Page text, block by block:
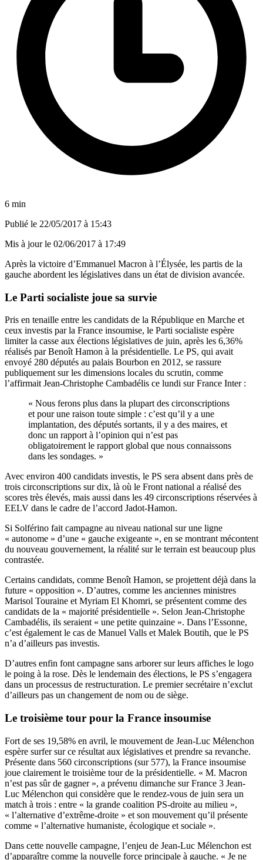
6 min
Publié le 22/05/2017 à 15:43
Mis à jour le 02/06/2017 à 17:49
Après la victoire d’Emmanuel Macron à l’Élysée, les partis de la
gauche abordent les législatives dans un état de division avancée.
Le Parti socialiste joue sa survie
Pris en tenaille entre les candidats de la République en Marche et
ceux investis par la France insoumise, le Parti socialiste espère
limiter la casse aux élections législatives de juin, après les 6,36%
réalisés par Benoît Hamon à la présidentielle. Le PS, qui avait
envoyé 280 députés au palais Bourbon en 2012, se rassure
publiquement sur les dimensions locales du scrutin, comme
l’affirmait Jean-Christophe Cambadélis ce lundi sur France Inter :
« Nous ferons plus dans la plupart des circonscriptions
et pour une raison toute simple : c’est qu’il y a une
implantation, des députés sortants, il y a des maires, et
donc un rapport à l’opinion qui n’est pas
obligatoirement le rapport global que nous connaissons
dans les sondages. »
Avec environ 400 candidats investis, le PS sera absent dans près de
trois circonscriptions sur dix, là où le Front national a réalisé des
scores très élevés, mais aussi dans les 49 circonscriptions réservées à
EELV dans le cadre de l’accord Jadot-Hamon.
Si Solférino fait campagne au niveau national surune ligne
« autonome » d’une « gauche exigeante », en se montrant mécontent
du nouveau gouvernement, la réalité sur le terrain est beaucoup plus
contrastée.
Certains candidats, comme Benoît Hamon, se projettent déjà dans la
future « opposition ». D’autres, comme les anciennes ministres
Marisol Touraine et Myriam El Khomri, se présentent comme des
candidats de la « majorité présidentielle ». Selon Jean-Christophe
Cambadélis, ils seraient « une petite quinzaine ». Dans l’Essonne,
c’est également le cas de Manuel Valls et Malek Boutih, que le PS
n’a d’ailleurs pas investis.
D’autres enfin font campagne sans arborer sur leurs affiches le logo
le poing à la rose. Dès le lendemain des élections, le PS s’engagera
dans un processus de restructuration. Le premier secrétaire n’exclut
d’ailleurs pas un changement de nom ou de siège.
Le troisième tour pour la France insoumise
Fort de ses 19,58% en avril, le mouvement de Jean-Luc Mélenchon
espère surfer sur ce résultat aux législatives et prendre sa revanche.
Présente dans 560 circonscriptions (sur 577), la France insoumise
joue clairement le troisième tour de la présidentielle. « M. Macron
n’est pas sûr de gagner », a prévenu dimanche sur France 3 Jean-
Luc Mélenchon qui considère que le rendez-vous de juin sera un
match à trois : entre « la grande coalition PS-droite au milieu »,
« l’alternative d’extrême-droite » et son mouvement qu’il présente
comme « l’alternative humaniste, écologique et sociale ».
Dans cette nouvelle campagne, l’enjeu de Jean-Luc Mélenchon est
d’apparaître comme la nouvelle force principale à gauche. « Je ne